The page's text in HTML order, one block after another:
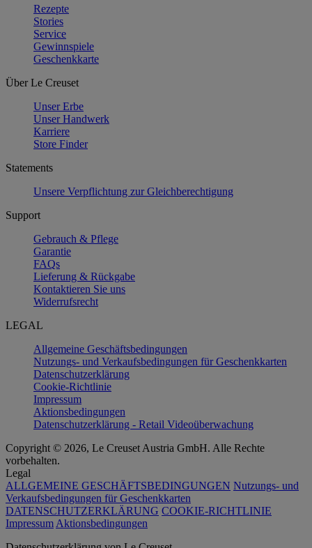
Rezepte
Stories
Service
Gewinnspiele
Geschenkkarte
Über Le Creuset
Unser Erbe
Unser Handwerk
Karriere
Store Finder
Statements
Unsere Verpflichtung zur Gleichberechtigung
Support
Gebrauch & Pflege
Garantie
FAQs
Lieferung & Rückgabe
Kontaktieren Sie uns
Widerrufsrecht
LEGAL
Allgemeine Geschäftsbedingungen
Nutzungs- und Verkaufsbedingungen für Geschenkkarten
Datenschutzerklärung
Cookie-Richtlinie
Impressum
Aktionsbedingungen
Datenschutzerklärung - Retail Videoüberwachung
Copyright © 2026, Le Creuset Austria GmbH. Alle Rechte
vorbehalten.
Legal
ALLGEMEINE GESCHÄFTSBEDINGUNGEN Nutzungs- und
Verkaufsbedingungen für Geschenkkarten
DATENSCHUTZERKLÄRUNG COOKIE-RICHTLINIE
Impressum Aktionsbedingungen